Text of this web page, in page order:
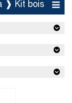
❱ Kit bois